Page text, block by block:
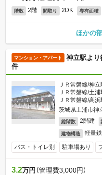
階数 2階 間取り 2DK 専有面積
ほかの
マンション・アパート
神立駅よ
件
ＪＲ常磐線/神
ＪＲ常磐線/土
ＪＲ常磐線/高
茨城県土浦市神
総階数 2階建
建物構造 軽量
バス・トイレ別 駐車場あり
3.2万円 （管理費3,000円）